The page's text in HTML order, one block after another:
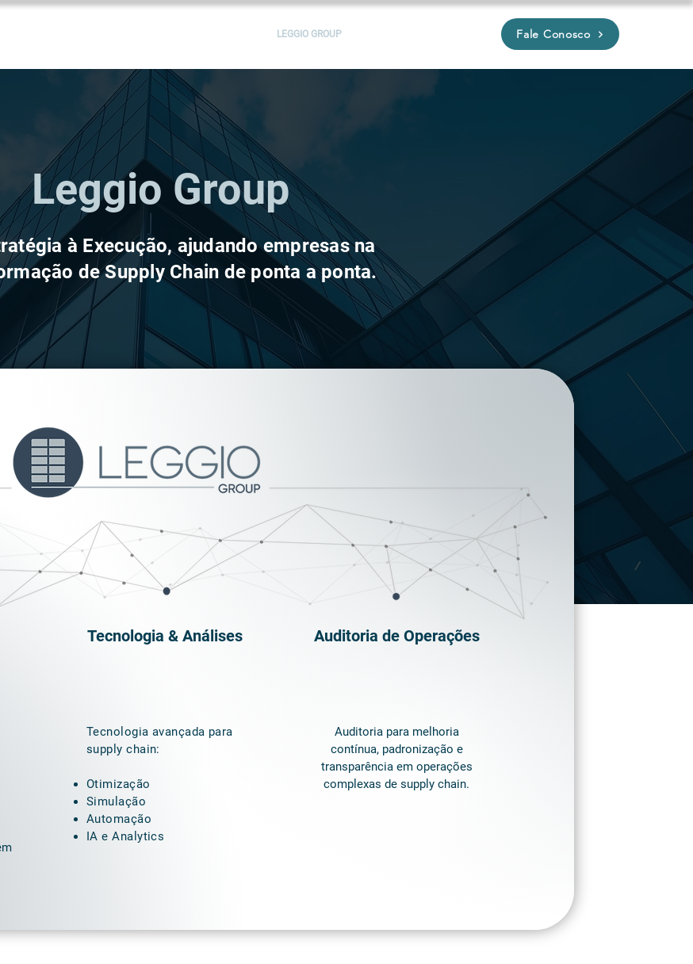
LEGGIO GROUP Fale Conosco
Leggio Group
à Execução, ajudando empresas na
de Supply Chain de ponta a ponta.
Tecnologia & Análises Auditoria de Operações
Tecnologia avançada para
supply chain:
Otimização
Simulação
Automação
IA e Analytics
Auditoria para melhoria
contínua, padronização e
transparência em operações
complexas de supply chain.